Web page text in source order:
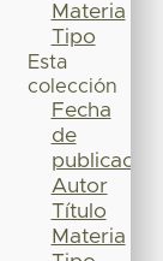
Materia
Tipo
Esta
colección
Fecha
de
publicación
Autor
Título
Materia